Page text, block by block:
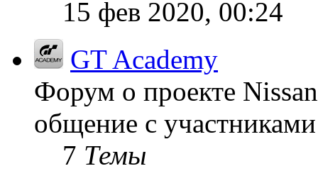
15 фев 2020, 00:24
GT Academy
Форум о проекте
общение с
7 Темы